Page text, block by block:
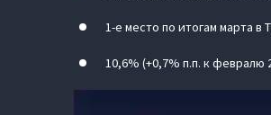
1-е место по итогам марта
10,6% (+0,7% п.п. к февралю